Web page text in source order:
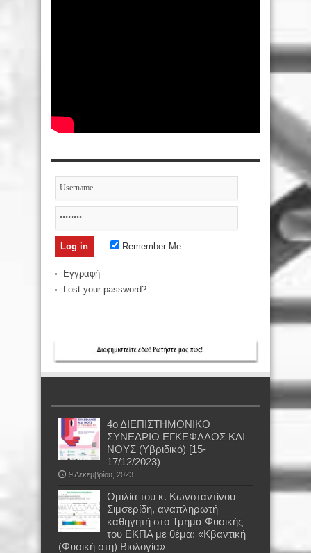
Remember Me
Εγγραφή
Lost your password?
4ο ΔΙΕΠΙΣΤΗΜΟΝΙΚΟ
ΣΥΝΕΔΡΙΟ ΕΓΚΕΦΑΛΟΣ ΚΑΙ
ΝΟΥΣ (Υβριδικό) [15-
17/12/2023)
9 Δεκεμβρίου, 2023
Oμιλία του κ. Κωνσταντίνου
Σιμσερίδη, αναπληρωτή
καθηγητή στο Τμήμα Φυσικής
του ΕΚΠΑ με θέμα: «Κβαντική
(Φυσική στη) Βιολογία»